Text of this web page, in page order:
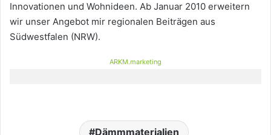
Innovationen und Wohnideen. Ab Januar 2010 erweitern
wir unser Angebot mir regionalen Beiträgen aus
Südwestfalen (NRW).
ARKM.marketing
Dämmmaterialien